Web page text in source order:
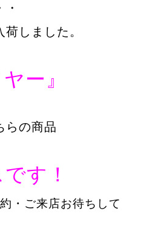
しました。
ー』
らの商品
す！
・ご来店お待ちして